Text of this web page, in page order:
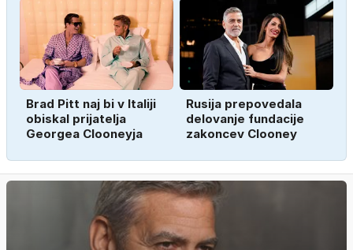
Brad Pitt naj bi v Italiji
obiskal prijatelja
Georgea Clooneyja
Rusija prepovedala
delovanje fundacije
zakoncev Clooney